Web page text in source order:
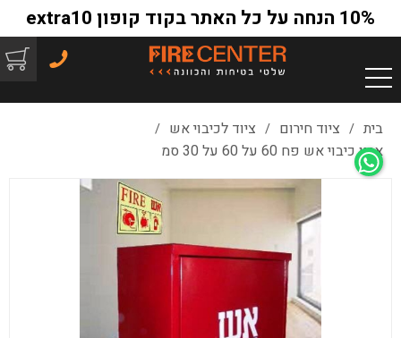
10% הנחה על כל האתר בקוד קופון extra10
בית / ציוד חירום / ציוד לכיבוי אש /
ארון כיבוי אש פח 60 על 60 על 30 סמ